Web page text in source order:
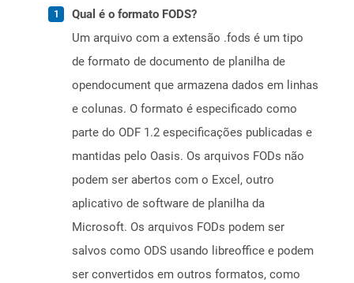
Qual é o formato FODS?
Um arquivo com a extensão .fods é um tipo
de formato de documento de planilha de
opendocument que armazena dados em linhas
e colunas. O formato é especificado como
parte do ODF 1.2 especificações publicadas e
mantidas pelo Oasis. Os arquivos FODs não
podem ser abertos com o Excel, outro
aplicativo de software de planilha da
Microsoft. Os arquivos FODs podem ser
salvos como ODS usando libreoffice e podem
ser convertidos em outros formatos, como